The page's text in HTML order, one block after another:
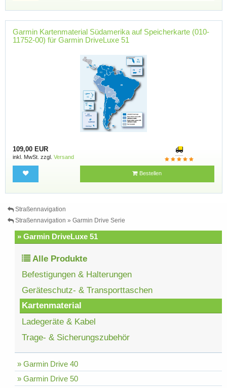
Garmin Kartenmaterial Südamerika auf Speicherkarte (010-
11752-00) für Garmin DriveLuxe 51
109,00 EUR
inkl. MwSt. zzgl. Versand
Bestellen
Straßennavigation
Straßennavigation » Garmin Drive Serie
» Garmin DriveLuxe 51
Alle Produkte
Befestigungen & Halterungen
Geräteschutz- & Transporttaschen
Kartenmaterial
Ladegeräte & Kabel
Trage- & Sicherungszubehör
» Garmin Drive 40
» Garmin Drive 50